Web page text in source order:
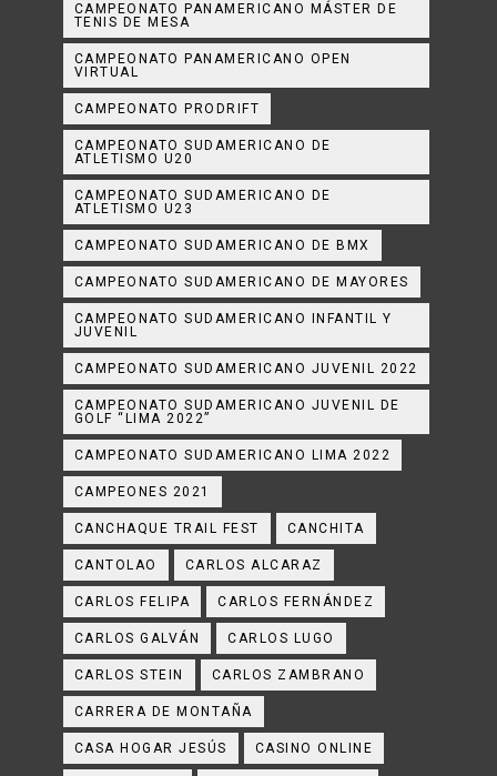
CAMPEONATO PANAMERICANO MÁSTER DE
TENIS DE MESA
CAMPEONATO PANAMERICANO OPEN
VIRTUAL
CAMPEONATO PRODRIFT
CAMPEONATO SUDAMERICANO DE
ATLETISMO U20
CAMPEONATO SUDAMERICANO DE
ATLETISMO U23
CAMPEONATO SUDAMERICANO DE BMX
CAMPEONATO SUDAMERICANO DE MAYORES
CAMPEONATO SUDAMERICANO INFANTIL Y
JUVENIL
CAMPEONATO SUDAMERICANO JUVENIL 2022
CAMPEONATO SUDAMERICANO JUVENIL DE
GOLF “LIMA 2022”
CAMPEONATO SUDAMERICANO LIMA 2022
CAMPEONES 2021
CANCHAQUE TRAIL FEST CANCHITA
CANTOLAO CARLOS ALCARAZ
CARLOS FELIPA CARLOS FERNÁNDEZ
CARLOS GALVÁN CARLOS LUGO
CARLOS STEIN CARLOS ZAMBRANO
CARRERA DE MONTAÑA
CASA HOGAR JESÚS CASINO ONLINE